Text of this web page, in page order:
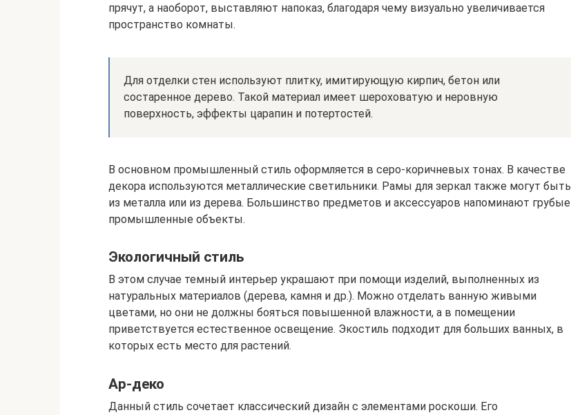
прячут, а наоборот, выставляют напоказ, благодаря чему визуально увеличивается
пространство комнаты.
Для отделки стен используют плитку, имитирующую кирпич, бетон или
состаренное дерево. Такой материал имеет шероховатую и неровную
поверхность, эффекты царапин и потертостей.
В основном промышленный стиль оформляется в серо-коричневых тонах. В качестве
декора используются металлические светильники. Рамы для зеркал также могут быть
из металла или из дерева. Большинство предметов и аксессуаров напоминают грубые
промышленные объекты.
Экологичный стиль
В этом случае темный интерьер украшают при помощи изделий, выполненных из
натуральных материалов (дерева, камня и др.). Можно отделать ванную живыми
цветами, но они не должны бояться повышенной влажности, а в помещении
приветствуется естественное освещение. Экостиль подходит для больших ванных, в
которых есть место для растений.
Ар-деко
Данный стиль сочетает классический дизайн с элементами роскоши. Его